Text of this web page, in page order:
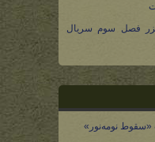
فصل سوم سریال